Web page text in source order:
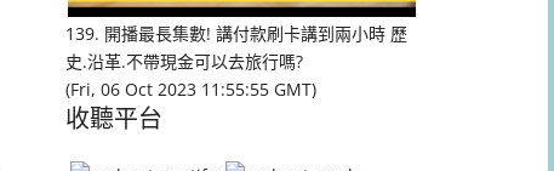
量。
139. 開播最長集數! 講付款刷卡講到兩小時 歷
史.沿革.不帶現金可以去旅行嗎?
(Fri, 06 Oct 2023 11:55:55 GMT)
收聽平台